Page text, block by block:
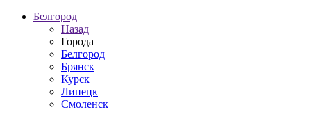
Белгород
Назад
Города
Белгород
Брянск
Курск
Липецк
Смоленск